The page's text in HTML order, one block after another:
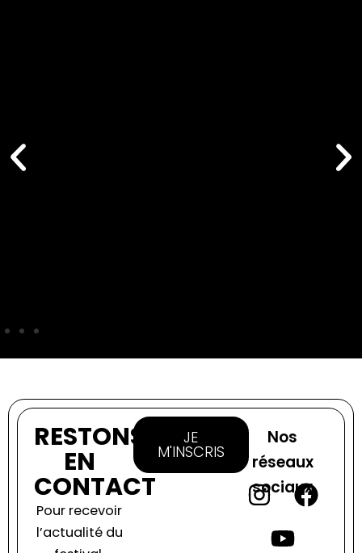
RESTONS
EN
CONTACT
Pour recevoir
l’actualité du
JE
M'INSCRIS
Nos
réseaux
sociaux
I
n
F
Y
o